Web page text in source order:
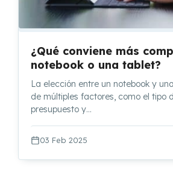
¿Qué conviene más
notebook o una tablet?
La elección entre un notebook y
de múltiples factores, como el tipo
presupuesto y…
03 Feb 2025